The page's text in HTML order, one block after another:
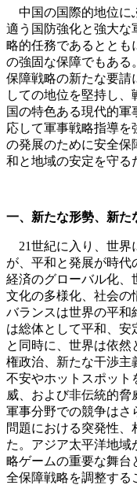
中国の国際的地位に
適う国防強化と強大な
略的任務であるととも
の強固な保障でもある
保障戦略の新たな要請
しての地位を堅持し
国の特色ある現代的軍
応して軍事戦略指導を
の発展のために安全保
和と地域の安定を守る
一、新たな形勢、新た
21世紀に入り、世界
が、平和と発展が時代
経済のグローバル化、
文化の多様化、社会の
バランスは世界の平和
は総体として平和、安
と同時に、世界は依
権政治、新たな干渉主
不安やホットスポット
威、および非伝統的
軍事分野での競争はさ
問題における突発性、
た。アジア太平洋地
略ゲームの重要な舞台
全保障戦略を調整する